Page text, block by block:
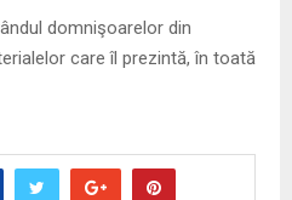
domnişoarelor din
care îl prezintă, în toată